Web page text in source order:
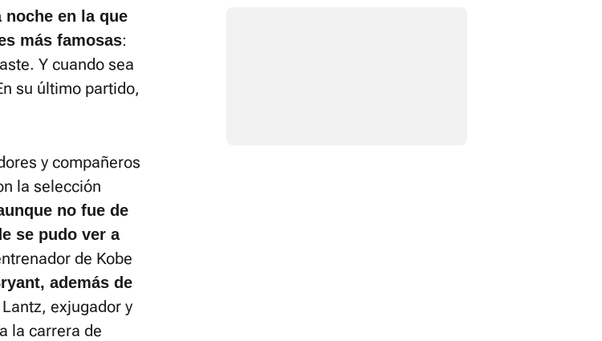
en la que
más famosas:
Y cuando sea
su último partido,
y compañeros
la selección
no fue de
se pudo ver a
de Kobe
además de
exjugador y
la carrera de